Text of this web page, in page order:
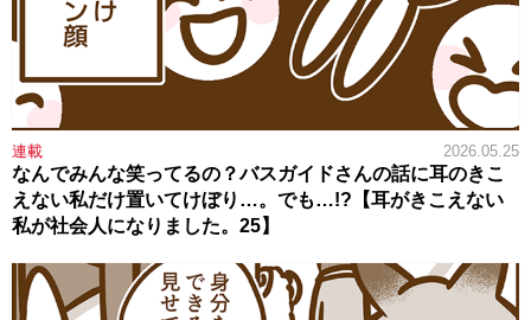
連載 2026.05.25
なんでみんな笑ってるの？バスガイドさんの話に耳のきこ
えない私だけ置いてけぼり…。でも…!?【耳がきこえない
私が社会人になりました。25】